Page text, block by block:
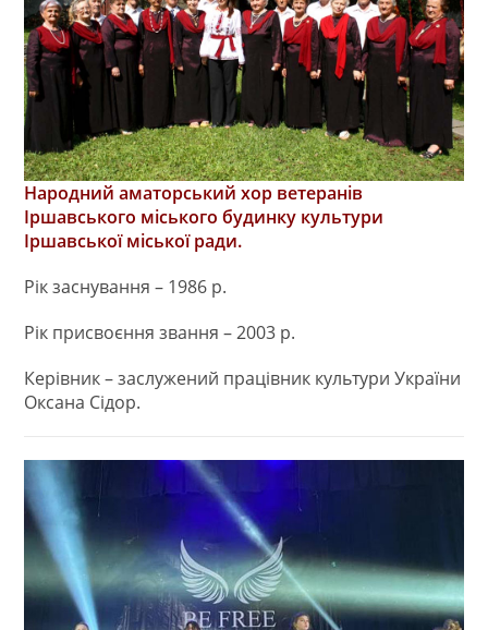
Народний аматорський хор ветеранів
Іршавського міського будинку культури
Іршавської міської ради.
Рік заснування – 1986 р.
Рік присвоєння звання – 2003 р.
Керівник – заслужений працівник культури України
Оксана Сідор.